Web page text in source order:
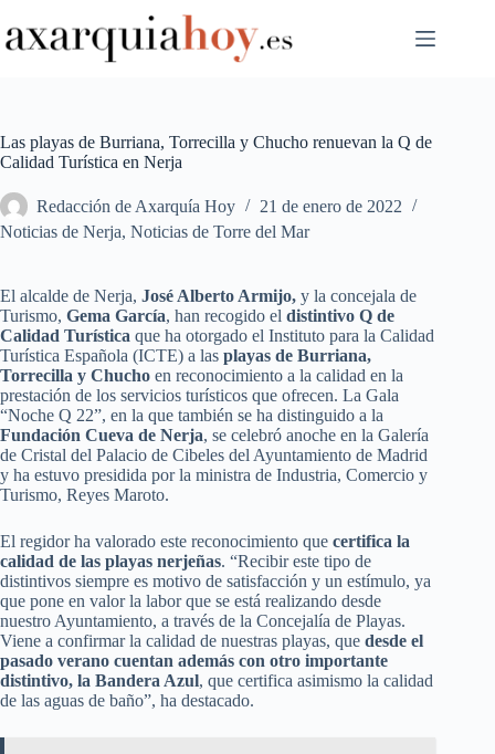
al
contenido
Las playas de Burriana, Torrecilla y Chucho renuevan la Q de
Calidad Turística en Nerja
Redacción de Axarquía Hoy
21 de enero de 2022
Noticias de Nerja, Noticias de Torre del Mar
El alcalde de Nerja, José Alberto Armijo, y la concejala de
Turismo, Gema García, han recogido el distintivo Q de
Calidad Turística que ha otorgado el Instituto para la Calidad
Turística Española (ICTE) a las playas de Burriana,
Torrecilla y Chucho en reconocimiento a la calidad en la
prestación de los servicios turísticos que ofrecen. La Gala
“Noche Q 22”, en la que también se ha distinguido a la
Fundación Cueva de Nerja, se celebró anoche en la Galería
de Cristal del Palacio de Cibeles del Ayuntamiento de Madrid
y ha estuvo presidida por la ministra de Industria, Comercio y
Turismo, Reyes Maroto.
El regidor ha valorado este reconocimiento que certifica la
calidad de las playas nerjeñas. “Recibir este tipo de
distintivos siempre es motivo de satisfacción y un estímulo, ya
que pone en valor la labor que se está realizando desde
nuestro Ayuntamiento, a través de la Concejalía de Playas.
Viene a confirmar la calidad de nuestras playas, que desde el
pasado verano cuentan además con otro importante
distintivo, la Bandera Azul, que certifica asimismo la calidad
de las aguas de baño”, ha destacado.